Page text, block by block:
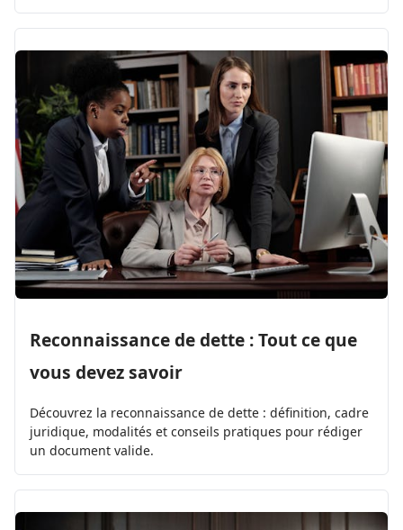
Reconnaissance de dette : Tout ce que
vous devez savoir
Découvrez la reconnaissance de dette : définition, cadre
juridique, modalités et conseils pratiques pour rédiger
un document valide.